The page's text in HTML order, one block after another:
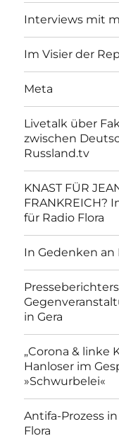
Interviews mit
Im Visier der
Meta
Livetalk über
zwischen
Russland.tv
KNAST FÜR
FRANKREICH?
für Radio Flora
In Gedenken an
in Gera
„Corona & linke
Hanloser im
»Schwurbelei«
Antifa-Prozess
Flora